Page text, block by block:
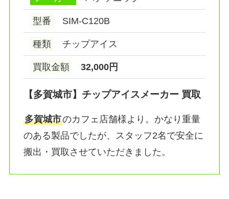
型番 SIM-C120B
種類 チップアイス
買取金額 32,000円
【多賀城市】チップアイスメーカー 買取
多賀城市のカフェ店舗様より。かなり重量
のある製品でしたが、スタッフ2名で安全に
搬出・買取させていただきました。